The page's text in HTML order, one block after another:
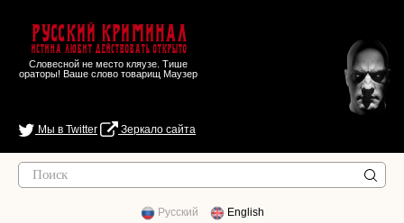
Русский Криминал
Истина любит действовать открыто
Словесной не место кляузе. Тише
ораторы! Ваше слово товарищ Маузер
Мы в Twitter Зеркало сайта
Русский English